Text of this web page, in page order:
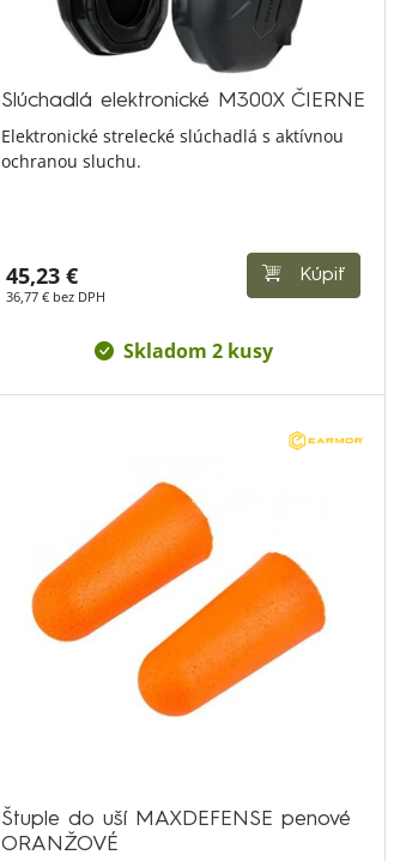
Slúchadlá elektronické M300X ČIERNE
Elektronické strelecké slúchadlá s aktívnou
ochranou sluchu.
45,23 €
36,77 € bez DPH
Kúpiť
Skladom 2 kusy
Štuple do uší MAXDEFENSE penové
ORANŽOVÉ